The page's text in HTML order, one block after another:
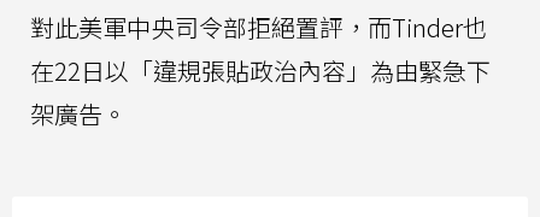
對此美軍中央司令部拒絕置評，而Tinder也
在22日以「違規張貼政治內容」為由緊急下
架廣告。